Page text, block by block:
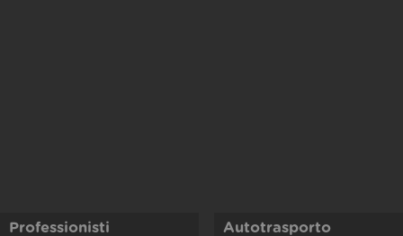
Professionisti Autotrasporto